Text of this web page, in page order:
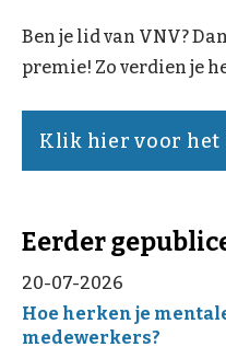
Ben je lid van VNV?
premie! Zo verdien je
Klik hier voor
Eerder
20-07-2026
Hoe herken je
medewerkers?